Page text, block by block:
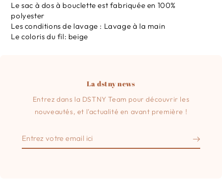
Le sac à dos à bouclette est fabriquée en 100%
polyester
Les conditions de lavage : Lavage à la main
Le coloris du fil: beige
La dstny news
Entrez dans la DSTNY Team pour découvrir les
nouveautés, et l'actualité en avant première !
Entrez
votre